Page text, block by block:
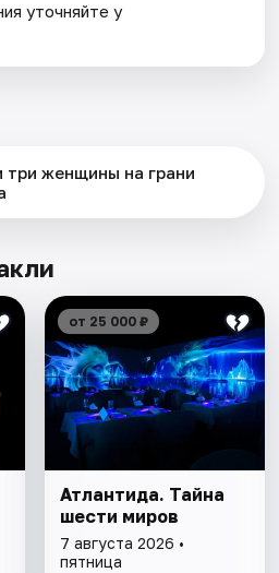
уточняйте у
три женщины на грани
от 25 000 ₽
Атлантида. Тайна
шести миров
7 августа 2026 •
пятница